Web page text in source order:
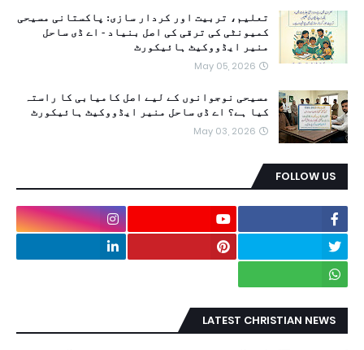
تعلیم، تربیت اور کردار سازی: پاکستانی مسیحی
کمیونٹی کی ترقی کی اصل بنیاد - اے ڈی ساحل
منیر ایڈووکیٹ ہائیکورٹ
May 05, 2026
مسیحی نوجوانوں کے لیے اصل کامیابی کا راستہ
کیا ہے؟ اے ڈی ساحل منیر ایڈووکیٹ ہائیکورٹ
May 03, 2026
FOLLOW US
LATEST CHRISTIAN NEWS